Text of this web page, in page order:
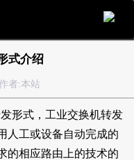
式介绍
者:本站
形式，工业交换机转发
人工或设备自动完成的
的相应路由上的技术的
留言